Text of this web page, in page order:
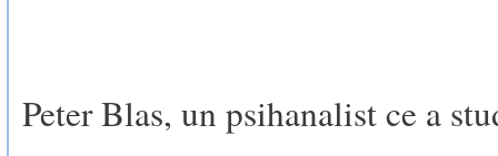
Peter Blas, un psihanalist ce a